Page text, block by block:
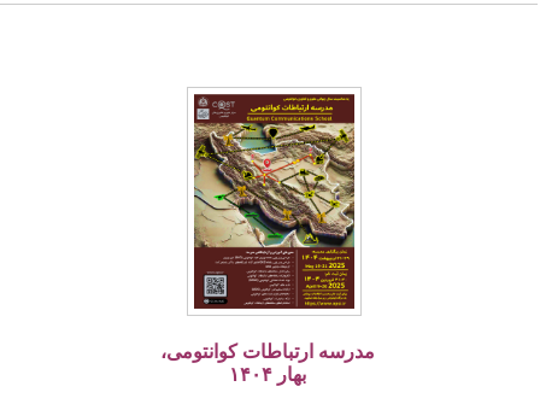
مدرسه ارتباطات کوانتومی،
بهار ۱۴۰۴